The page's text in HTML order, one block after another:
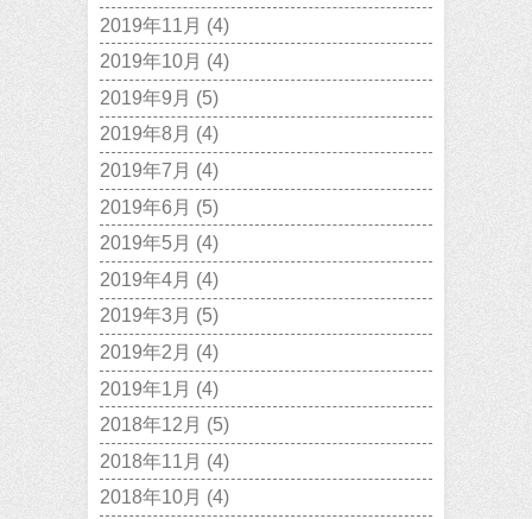
2019年11月 (4)
2019年10月 (4)
2019年9月 (5)
2019年8月 (4)
2019年7月 (4)
2019年6月 (5)
2019年5月 (4)
2019年4月 (4)
2019年3月 (5)
2019年2月 (4)
2019年1月 (4)
2018年12月 (5)
2018年11月 (4)
2018年10月 (4)